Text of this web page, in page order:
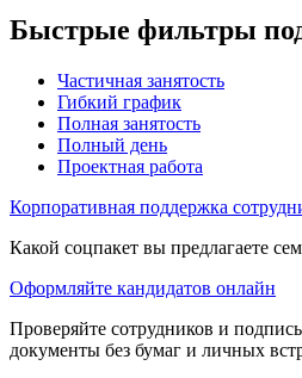
Быстрые фильтры
Частичная занятость
Гибкий график
Полная занятость
Полный день
Проектная работа
Корпоративная поддержка
Какой соцпакет вы предлагаете
Оформляйте кандидатов онлайн
Проверяйте сотрудников и
документы без бумаг и личных